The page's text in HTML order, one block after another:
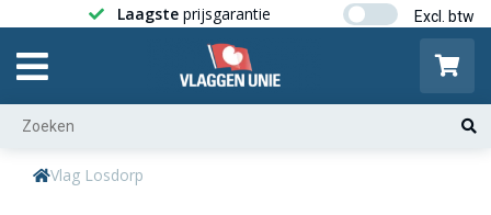
Laagste prijsgarantie Gratis
Vlag Losdorp